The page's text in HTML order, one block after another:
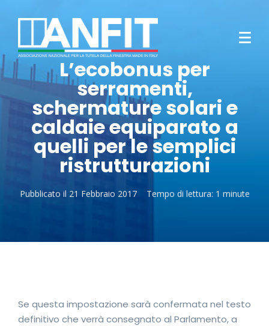
L’ecobonus per
serramenti,
schermature solari e
caldaie equiparato a
quelli per le semplici
ristrutturazioni
Pubblicato il 21 Febbraio 2017 Tempo di lettura: 1 minute
Se questa impostazione sarà confermata nel testo
definitivo che verrà consegnato al Parlamento, a